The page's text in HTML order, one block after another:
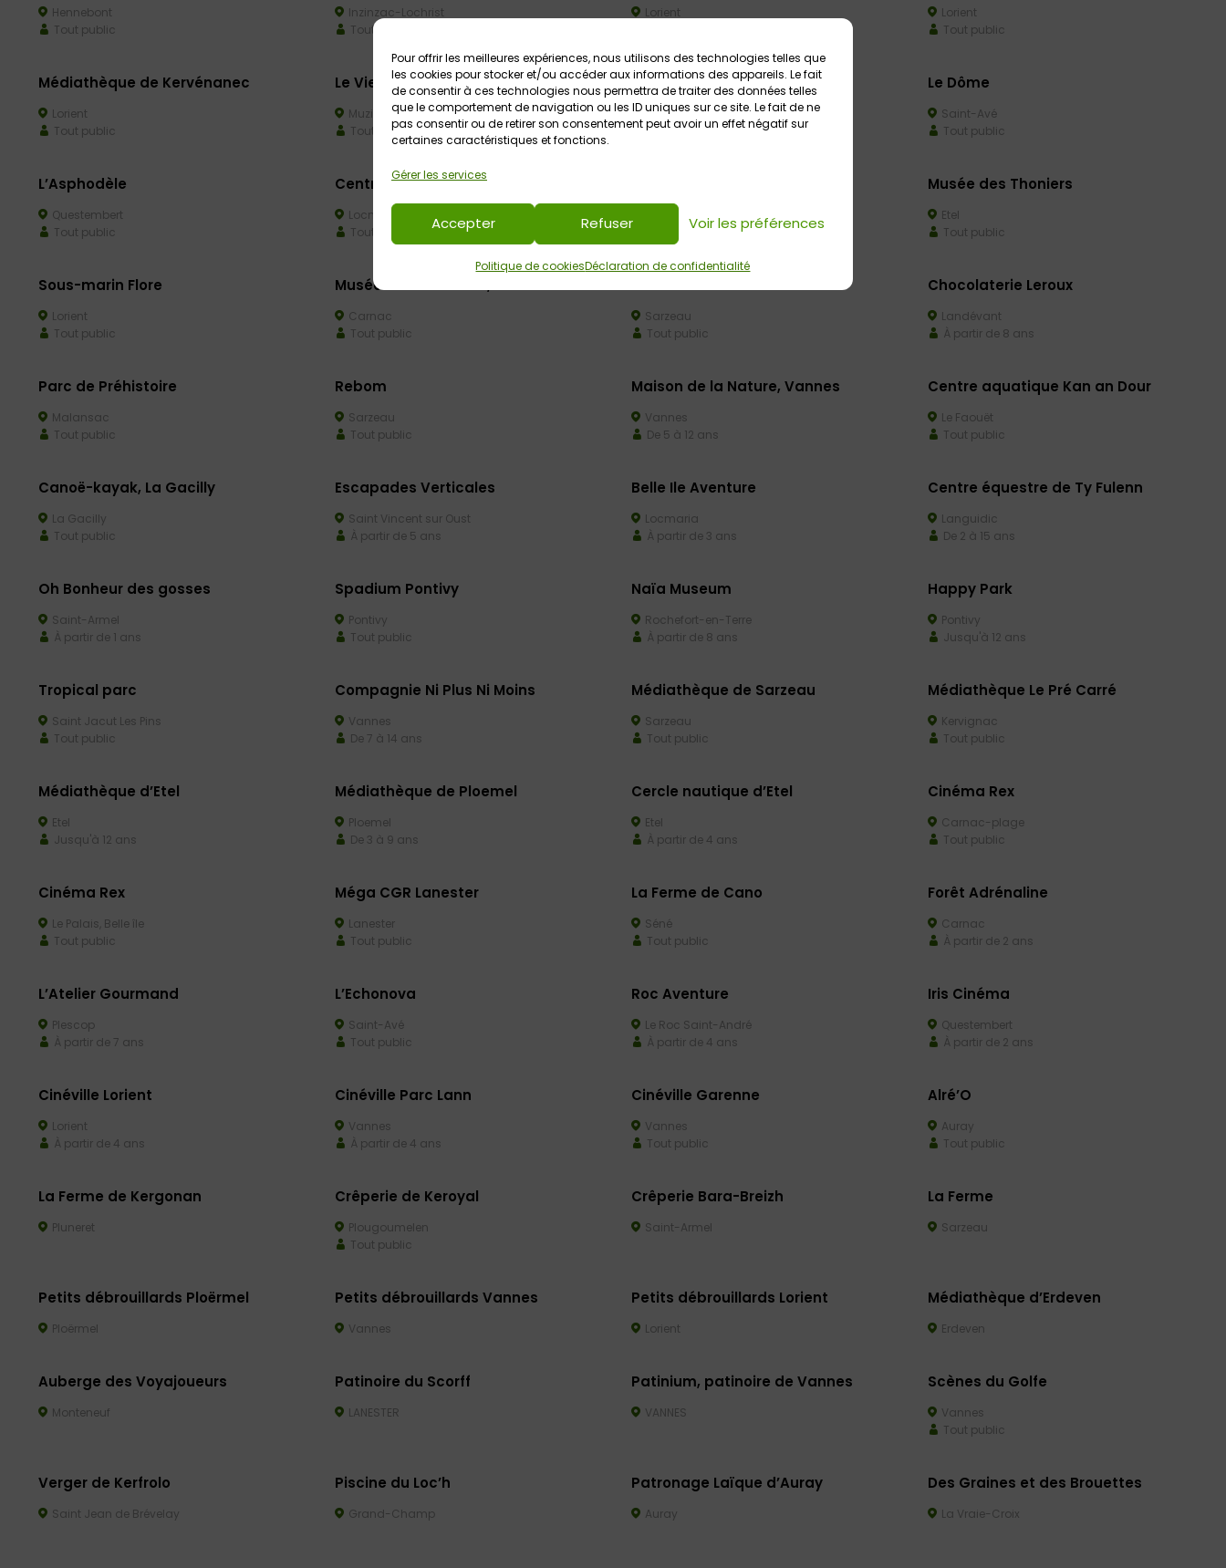
Pour offrir les meilleures expériences, nous utilisons des technologies telles que
les cookies pour stocker et/ou accéder aux informations des appareils. Le fait
de consentir à ces technologies nous permettra de traiter des données telles
que le comportement de navigation ou les ID uniques sur ce site. Le fait de ne
pas consentir ou de retirer son consentement peut avoir un effet négatif sur
certaines caractéristiques et fonctions.
Gérer les services
Accepter Refuser Voir les préférences
Politique de cookiesDéclaration de confidentialité
Hennebont
Tout public
Inzinzac-Lochrist
Tout public
Lorient
Lorient
Tout public
Médiathèque de Kervénanec
Lorient
Tout public
Le Vieux Couvent
Muzillac
Tout public
Le Forum
Nivillac
Tout public
Le Dôme
Saint-Avé
Tout public
L’Asphodèle
Questembert
Tout public
Centre aquatique Aqua’Lud
Locminé
Tout public
Saint-Jean-La-Poterie
Tout public
Musée des Thoniers
Etel
Tout public
Sous-marin Flore
Lorient
Tout public
Musée de Préhistoire, Carnac
Carnac
Tout public
Sarzeau
Tout public
Chocolaterie Leroux
Landévant
À partir de 8 ans
Parc de Préhistoire
Malansac
Tout public
Rebom
Sarzeau
Tout public
Maison de la Nature, Vannes
Vannes
De 5 à 12 ans
Centre aquatique Kan an Dour
Le Faouët
Tout public
Canoë-kayak, La Gacilly
La Gacilly
Tout public
Escapades Verticales
Saint Vincent sur Oust
À partir de 5 ans
Belle Ile Aventure
Locmaria
À partir de 3 ans
Centre équestre de Ty Fulenn
Languidic
De 2 à 15 ans
Oh Bonheur des gosses
Saint-Armel
À partir de 1 ans
Spadium Pontivy
Pontivy
Tout public
Naïa Museum
Rochefort-en-Terre
À partir de 8 ans
Happy Park
Pontivy
Jusqu'à 12 ans
Tropical parc
Saint Jacut Les Pins
Tout public
Compagnie Ni Plus Ni Moins
Vannes
De 7 à 14 ans
Médiathèque de Sarzeau
Sarzeau
Tout public
Médiathèque Le Pré Carré
Kervignac
Tout public
Médiathèque d’Etel
Etel
Jusqu'à 12 ans
Médiathèque de Ploemel
Ploemel
De 3 à 9 ans
Cercle nautique d’Etel
Etel
À partir de 4 ans
Cinéma Rex
Carnac-plage
Tout public
Cinéma Rex
Le Palais, Belle île
Tout public
Méga CGR Lanester
Lanester
Tout public
La Ferme de Cano
Séné
Tout public
Forêt Adrénaline
Carnac
À partir de 2 ans
L’Atelier Gourmand
Plescop
À partir de 7 ans
L’Echonova
Saint-Avé
Tout public
Roc Aventure
Le Roc Saint-André
À partir de 4 ans
Iris Cinéma
Questembert
À partir de 2 ans
Cinéville Lorient
Lorient
À partir de 4 ans
Cinéville Parc Lann
Vannes
À partir de 4 ans
Cinéville Garenne
Vannes
Tout public
Alré’O
Auray
Tout public
La Ferme de Kergonan
Pluneret
Crêperie de Keroyal
Plougoumelen
Tout public
Crêperie Bara-Breizh
Saint-Armel
La Ferme
Sarzeau
Petits débrouillards Ploërmel
Ploërmel
Petits débrouillards Vannes
Vannes
Petits débrouillards Lorient
Lorient
Médiathèque d’Erdeven
Erdeven
Auberge des Voyajoueurs
Monteneuf
Patinoire du Scorff
LANESTER
Patinium, patinoire de Vannes
VANNES
Scènes du Golfe
Vannes
Tout public
Verger de Kerfrolo
Saint Jean de Brévelay
Piscine du Loc’h
Grand-Champ
Patronage Laïque d’Auray
Auray
Des Graines et des Brouettes
La Vraie-Croix